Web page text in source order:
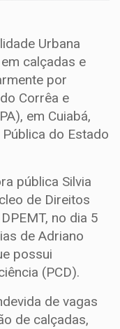
Urbana
calçadas e
por
Corrêa e
em Cuiabá,
do Estado
pública Silvia
de Direitos
no dia 5
de Adriano
possui
(PCD).
de vagas
de calçadas,